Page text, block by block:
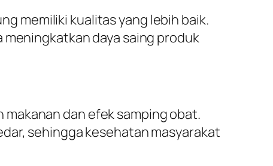
memiliki kualitas yang lebih baik.
daya saing produk
dan efek samping obat.
sehingga kesehatan masyarakat